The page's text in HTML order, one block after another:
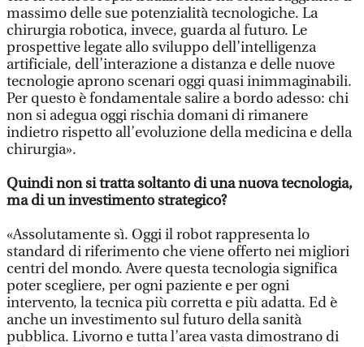
massimo delle sue potenzialità tecnologiche. La
chirurgia robotica, invece, guarda al futuro. Le
prospettive legate allo sviluppo dell’intelligenza
artificiale, dell’interazione a distanza e delle nuove
tecnologie aprono scenari oggi quasi inimmaginabili.
Per questo è fondamentale salire a bordo adesso: chi
non si adegua oggi rischia domani di rimanere
indietro rispetto all’evoluzione della medicina e della
chirurgia».
Quindi non si tratta soltanto di una nuova tecnologia,
ma di un investimento strategico?
«Assolutamente sì. Oggi il robot rappresenta lo
standard di riferimento che viene offerto nei migliori
centri del mondo. Avere questa tecnologia significa
poter scegliere, per ogni paziente e per ogni
intervento, la tecnica più corretta e più adatta. Ed è
anche un investimento sul futuro della sanità
pubblica. Livorno e tutta l’area vasta dimostrano di